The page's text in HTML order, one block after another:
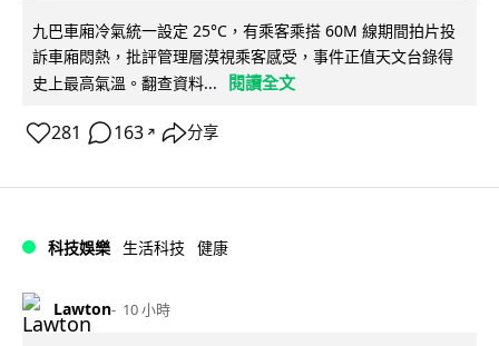
九巴車廂冷氣統一設定 25°C，有乘客乘搭 60M 線期間拍片投
訴車廂悶熱，批評管理層漠視乘客感受，事件正值天文台錄得
史上最高氣溫。翻查資料...
閱讀全文
281 163 ↗ 分享
科技娛樂 生活科技 健康
Lawton 10 小時